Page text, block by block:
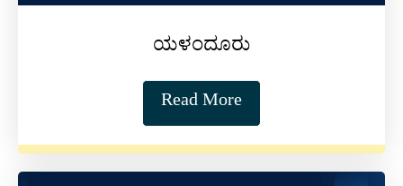
ಯಳಂದೂರು
Read More